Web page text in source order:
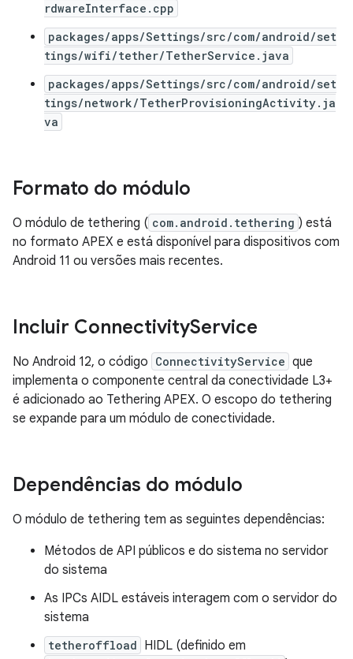
rdwareInterface.cpp
packages/apps/Settings/src/com/android/set
tings/wifi/tether/TetherService.java
packages/apps/Settings/src/com/android/set
tings/network/TetherProvisioningActivity.ja
va
Formato do módulo
O módulo de tethering ( com.android.tethering ) está
no formato APEX e está disponível para dispositivos com
Android 11 ou versões mais recentes.
Incluir ConnectivityService
No Android 12, o código ConnectivityService que
implementa o componente central da conectividade L3+
é adicionado ao Tethering APEX. O escopo do tethering
se expande para um módulo de conectividade.
Dependências do módulo
O módulo de tethering tem as seguintes dependências:
Métodos de API públicos e do sistema no servidor
do sistema
As IPCs AIDL estáveis interagem com o servidor do
sistema
tetheroffload HIDL (definido em